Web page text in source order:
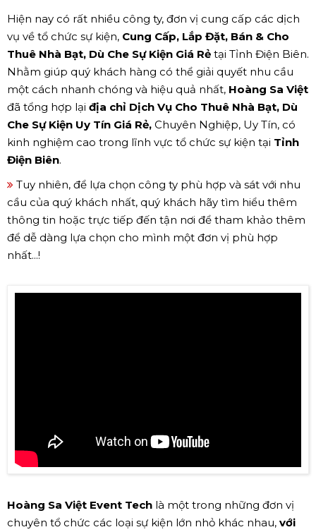
Hiện nay có rất nhiều công ty, đơn vị cung cấp các dịch
vụ về tổ chức sự kiện, Cung Cấp, Lắp Đặt, Bán & Cho
Thuê Nhà Bạt, Dù Che Sự Kiện Giá Rẻ tại Tỉnh Điện Biên.
Nhằm giúp quý khách hàng có thể giải quyết nhu cầu
một cách nhanh chóng và hiệu quả nhất, Hoàng Sa Việt
đã tổng hợp lại địa chỉ Dịch Vụ Cho Thuê Nhà Bạt, Dù
Che Sự Kiện Uy Tín Giá Rẻ, Chuyên Nghiệp, Uy Tín, có
kinh nghiệm cao trong lĩnh vực tổ chức sự kiện tại Tỉnh
Điện Biên.
Tuy nhiên, để lựa chọn công ty phù hợp và sát với nhu
cầu của quý khách nhất, quý khách hãy tìm hiểu thêm
thông tin hoặc trực tiếp đến tận nơi để tham khảo thêm
để dễ dàng lựa chọn cho mình một đơn vị phù hợp
nhất...!
Hoàng Sa Việt Event Tech là một trong những đơn vị
chuyên tổ chức các loại sự kiện lớn nhỏ khác nhau, với